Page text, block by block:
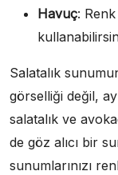
Havuç:
Salatalık
görselliği değil,
salatalık ve
de göz alıcı bir
sunumlarınızı